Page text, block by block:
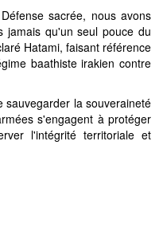
sacrée, nous avons
jamais qu'un seul pouce du
Hatami, faisant référence
baathiste irakien contre
la souveraineté
s'engagent à protéger
l'intégrité territoriale et